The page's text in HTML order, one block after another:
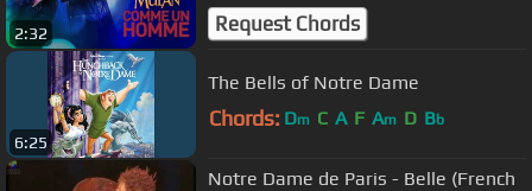
2:32 Request Chords
6:25
The Bells of Notre Dame
Chords: Dm C A F Am D Bb
Notre Dame de Paris - Belle (French